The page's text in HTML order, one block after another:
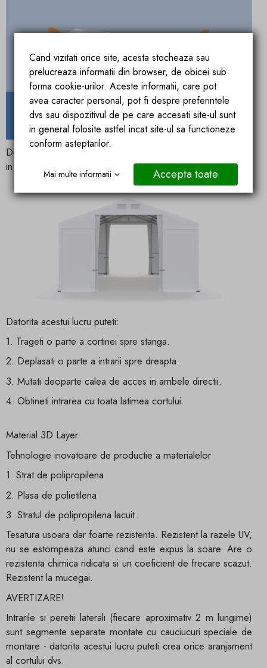
Deschideti cat de mult doriti intrarea, Fiecare este impartita
in doua segmente independente
Datorita acestui lucru puteti:
1. Trageti o parte a cortinei spre stanga.
2. Deplasati o parte a intrarii spre dreapta.
3. Mutati deoparte calea de acces in ambele directii.
4. Obtineti intrarea cu toata latimea cortului.
Material 3D Layer
Tehnologie inovatoare de productie a materialelor
1. Strat de polipropilena
2. Plasa de polietilena
3. Stratul de polipropilena lacuit
Tesatura usoara dar foarte rezistenta. Rezistent la razele UV,
nu se estompeaza atunci cand este expus la soare. Are o
rezistenta chimica ridicata si un coeficient de frecare scazut.
Rezistent la mucegai.
AVERTIZARE!
Intrarile si peretii laterali (fiecare aproximativ 2 m lungime)
sunt segmente separate montate cu cauciucuri speciale de
montare - datorita acestui lucru puteti crea orice aranjament
al cortului dvs.
Cand vizitati orice site, acesta stocheaza sau
prelucreaza informatii din browser, de obicei sub
forma cookie-urilor. Aceste informatii, care pot
avea caracter personal, pot fi despre preferintele
dvs sau dispozitivul de pe care accesati site-ul sunt
in general folosite astfel incat site-ul sa functioneze
conform asteptarilor.
Mai multe informatii Accepta toate